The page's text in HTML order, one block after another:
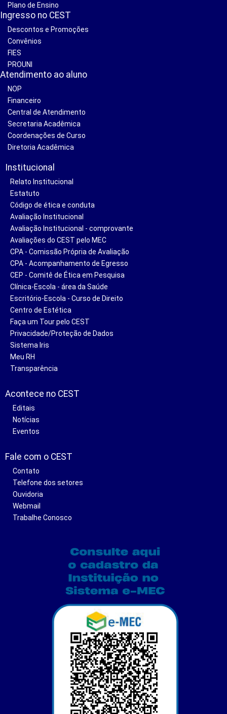
Plano de Ensino
Ingresso no CEST
Descontos e Promoções
Convênios
FIES
PROUNI
Atendimento ao aluno
NOP
Financeiro
Central de Atendimento
Secretaria Acadêmica
Coordenações de Curso
Diretoria Acadêmica
Institucional
Relato Institucional
Estatuto
Código de ética e conduta
Avaliação Institucional
Avaliação Institucional - comprovante
Avaliações do CEST pelo MEC
CPA - Comissão Própria de Avaliação
CPA - Acompanhamento de Egresso
CEP - Comitê de Ética em Pesquisa
Clínica-Escola - área da Saúde
Escritório-Escola - Curso de Direito
Centro de Estética
Faça um Tour pelo CEST
Privacidade/Proteção de Dados
Sistema Iris
Meu RH
Transparência
Acontece no CEST
Editais
Notícias
Eventos
Fale com o CEST
Contato
Telefone dos setores
Ouvidoria
Webmail
Trabalhe Conosco